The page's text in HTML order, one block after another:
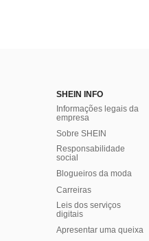
SHEIN INFO
Informações legais da
empresa
Sobre SHEIN
Responsabilidade
social
Blogueiros da moda
Carreiras
Leis dos serviços
digitais
Apresentar uma queixa